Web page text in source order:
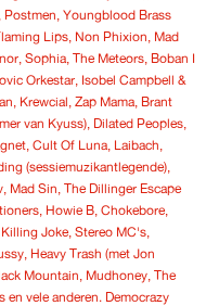
Postmen, Youngblood Brass
Lips, Non Phixion, Mad
Sophia, The Meteors, Boban I
Orkestar, Isobel Campbell &
Krewcial, Zap Mama, Brant
van Kyuss), Dilated Peoples,
Cult Of Luna, Laibach,
(sessiemuzikantlegende),
Mad Sin, The Dillinger Escape
Howie B, Chokebore,
Joke, Stereo MC's,
Heavy Trash (met Jon
Mountain, Mudhoney, The
en vele anderen. Democrazy